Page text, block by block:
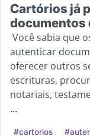
Cartórios já
documentos
Você sabia que
autenticar
oferecer outros
escrituras,
notariais,
...
#cartorios